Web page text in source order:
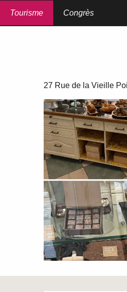
Tourisme Congrès
Accueil Bonbons
Bonbons
27 Rue de la Vieille